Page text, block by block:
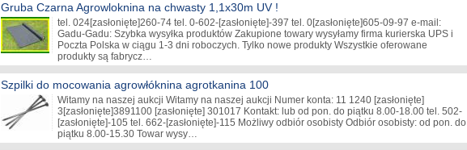
Gruba Czarna Agrowloknina na chwasty 1,1x30m UV !
tel. 024[zasłonięte]260-74 tel. 0-602-[zasłonięte]-397 tel. 0[zasłonięte]605-09-97 e-mail:
Gadu-Gadu: Szybka wysyłka produktów Zakupione towary wysyłamy firma kurierska UPS i
Poczta Polska w ciągu 1-3 dni roboczych. Tylko nowe produkty Wszystkie oferowane
produkty są fabrycz…
Szpilki do mocowania agrowłóknina agrotkanina 100
Witamy na naszej aukcji Witamy na naszej aukcji Numer konta: 11 1240 [zasłonięte]
3 [zasłonięte]3891100 [zasłonięte] 301017 Kontakt: lub od pon. do piątku 8.00-18.00 tel. 502-
[zasłonięte]-105 tel. 662-[zasłonięte]-115 Możliwy odbiór osobisty Odbiór osobisty: od pon. do
piątku 8.00-15.30 Towar wysy…